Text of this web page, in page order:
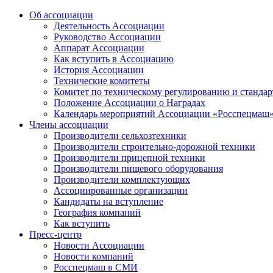
Об ассоциации
Деятельность Ассоциации
Руководство Ассоциации
Аппарат Ассоциации
Как вступить в Ассоциацию
История Ассоциации
Технические комитеты
Комитет по техническому регулированию и
Положение Ассоциации о Наградах
Календарь мероприятий Ассоциации «Росспецмаш»
Члены ассоциации
Производители сельхозтехники
Производители строительно-дорожной техники
Производители прицепной техники
Производители пищевого оборудования
Производители комплектующих
Ассоциированные организации
Кандидаты на вступление
География компаний
Как вступить
Пресс-центр
Новости Ассоциации
Новости компаний
Росспецмаш в СМИ